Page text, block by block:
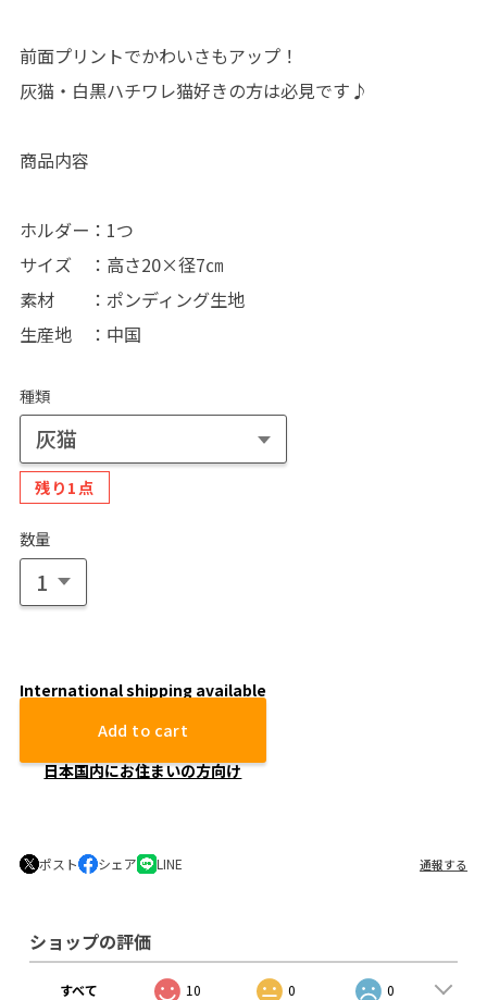
前面プリントでかわいさもアップ！
灰猫・白黒ハチワレ猫好きの方は必見です♪
商品内容
ホルダー：1つ
サイズ ：高さ20×径7㎝
素材 ：ポンディング生地
生産地 ：中国
種類
残り1点
数量
International shipping available
Add to cart
日本国内にお住まいの方向け
ポスト シェア LINE 通報する
ショップの評価
すべて 10 0 0